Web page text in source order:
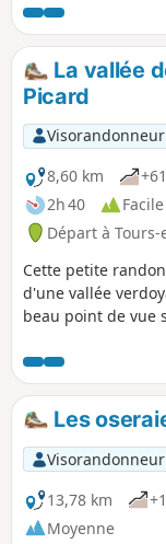
Rogeant et de
le plateau permet
Trie, avant le
La vallée
Picard
Visorandonneur
8,60 km
2h 40
Facile
Départ à Tours-
Cette petite
d'une vallée
beau point de vue
Les
Visorandonneur
13,78 km
Moyenne